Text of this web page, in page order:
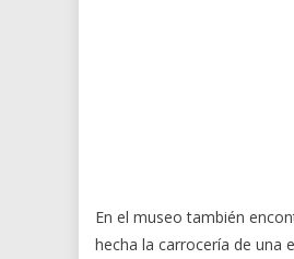
En el museo también
hecha la carrocería de una